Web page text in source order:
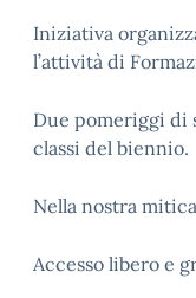
Iniziativa
l’attività di
Due pomeriggi di
classi del biennio.
Nella nostra
Accesso libero e